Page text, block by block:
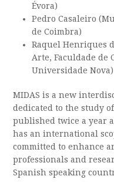
Évora)
Pedro Casaleiro
de Coimbra)
Raquel Henriques
Arte, Faculdade de
Universidade Nova)
MIDAS is a new
dedicated to the study
published twice a year
has an international
committed to enhance
professionals and
Spanish speaking